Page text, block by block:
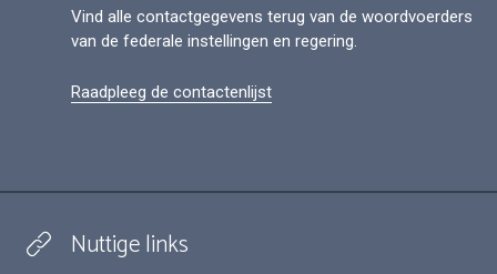
Vind alle contactgegevens terug van de woordvoerders
van de federale instellingen en regering.
Raadpleeg de contactenlijst
Nuttige links